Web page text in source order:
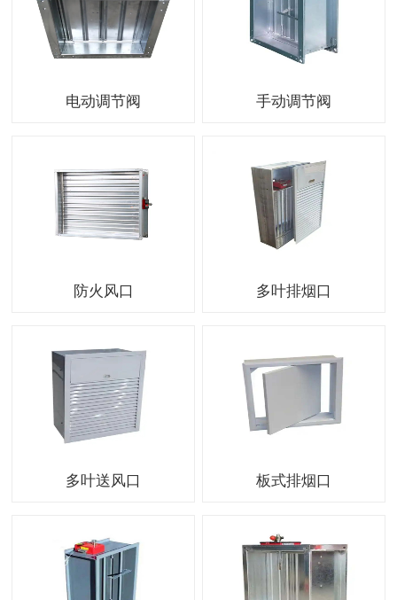
电动调节阀 手动调节阀
防火风口 多叶排烟口
多叶送风口 板式排烟口